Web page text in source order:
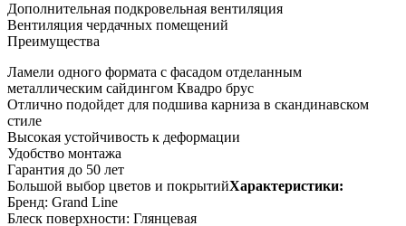
Дополнительная подкровельная вентиляция
Вентиляция чердачных помещений
Преимущества
Ламели одного формата с фасадом отделанным
металлическим сайдингом Квадро брус
Отлично подойдет для подшива карниза в скандинавском
стиле
Высокая устойчивость к деформации
Удобство монтажа
Гарантия до 50 лет
Большой выбор цветов и покрытийХарактеристики:
Бренд: Grand Line
Блеск поверхности: Глянцевая